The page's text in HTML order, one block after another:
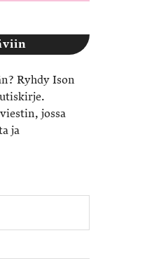
Ryhdy Ison
jossa
ja